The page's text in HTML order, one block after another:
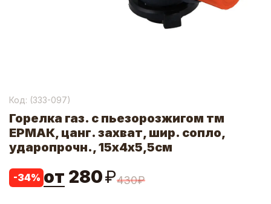
Код: (333-097)
Горелка газ. с пьезорозжигом тм
ЕРМАК, цанг. захват, шир. сопло,
ударопрочн., 15х4х5,5см
-34% от 280₽430₽